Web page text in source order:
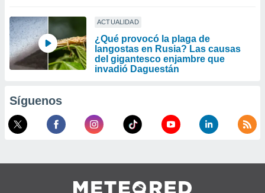
ACTUALIDAD
¿Qué provocó la plaga de
langostas en Rusia? Las causas
del gigantesco enjambre que
invadió Daguestán
Síguenos